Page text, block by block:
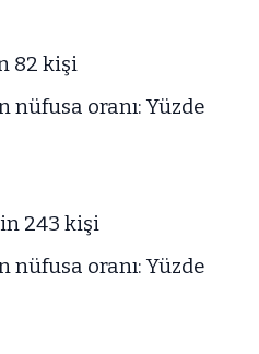
82 kişi
nüfusa oranı: Yüzde
243 kişi
nüfusa oranı: Yüzde